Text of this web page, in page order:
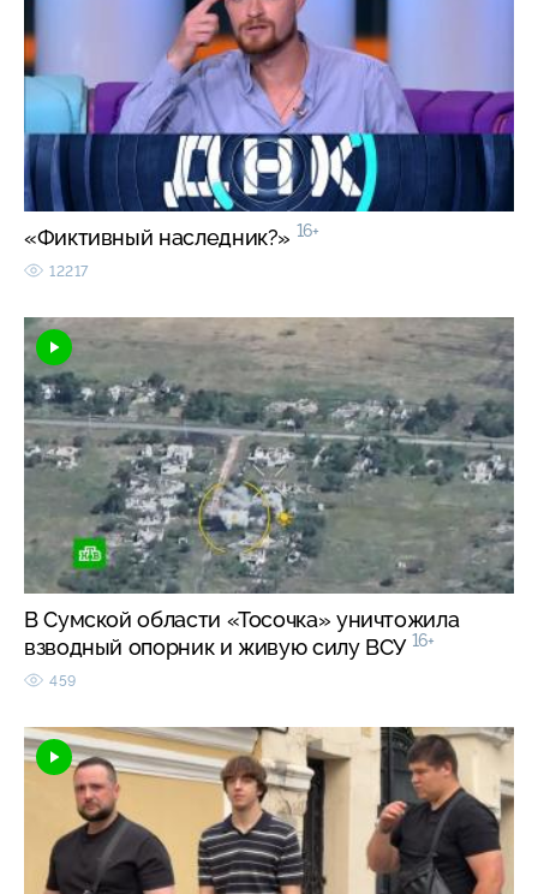
«Фиктивный наследник?» 16+
12217
В Сумской области «Тосочка» уничтожила
взводный опорник и живую силу ВСУ 16+
459